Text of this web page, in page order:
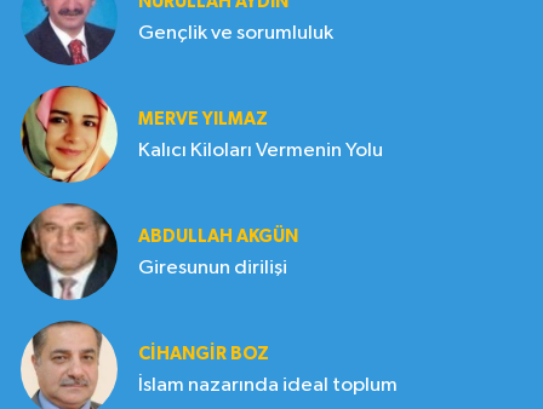
Gençlik ve sorumluluk
MERVE YILMAZ
Kalıcı Kiloları Vermenin Yolu
ABDULLAH AKGÜN
Giresunun dirilişi
CIHANGIR BOZ
İslam nazarında ideal toplum